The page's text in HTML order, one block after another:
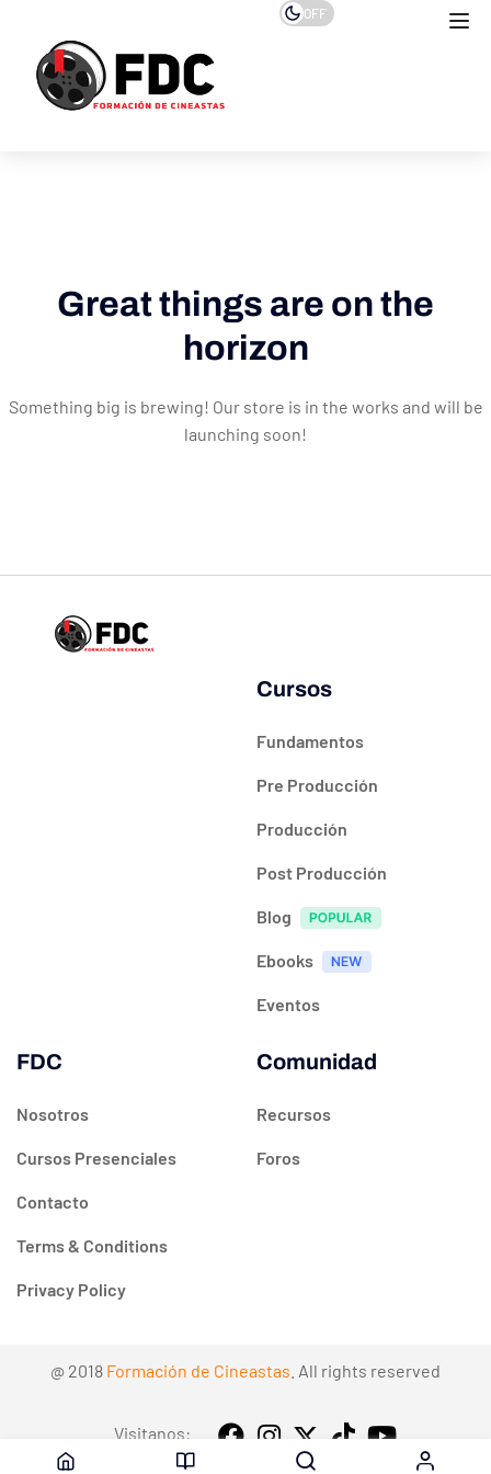
OFF
Great things are on the
horizon
Something big is brewing! Our store is in the works and will be
launching soon!
Cursos
Fundamentos
Pre Producción
Producción
Post Producción
Blog
Ebooks
Eventos
FDC
Nosotros
Cursos Presenciales
Contacto
Terms & Conditions
Privacy Policy
Comunidad
Recursos
Foros
@ 2018 Formación de Cineastas . All rights reserved
Visitanos: